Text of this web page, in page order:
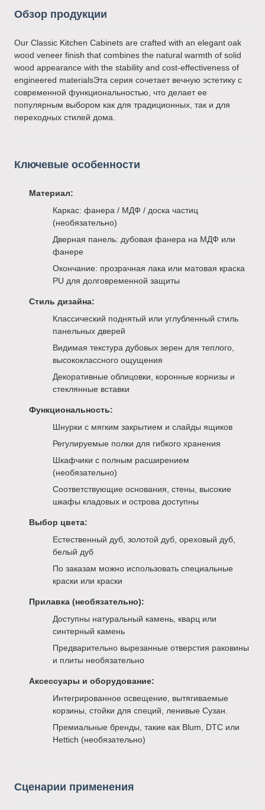
Обзор продукции
Our Classic Kitchen Cabinets are crafted with an elegant oak
wood veneer finish that combines the natural warmth of solid
wood appearance with the stability and cost-effectiveness of
engineered materialsЭта серия сочетает вечную эстетику с
современной функциональностью, что делает ее
популярным выбором как для традиционных, так и для
переходных стилей дома.
Ключевые особенности
Материал:
Каркас: фанера / МДФ / доска частиц
(необязательно)
Дверная панель: дубовая фанера на МДФ или
фанере
Окончание: прозрачная лака или матовая краска
PU для долговременной защиты
Стиль дизайна:
Классический поднятый или углубленный стиль
панельных дверей
Видимая текстура дубовых зерен для теплого,
высококлассного ощущения
Декоративные облицовки, коронные корнизы и
стеклянные вставки
Функциональность:
Шнурки с мягким закрытием и слайды ящиков
Регулируемые полки для гибкого хранения
Шкафчики с полным расширением
(необязательно)
Соответствующие основания, стены, высокие
шкафы кладовых и острова доступны
Выбор цвета:
Естественный дуб, золотой дуб, ореховый дуб,
белый дуб
По заказам можно использовать специальные
краски или краски
Прилавка (необязательно):
Доступны натуральный камень, кварц или
синтерный камень
Предварительно вырезанные отверстия раковины
и плиты необязательно
Аксессуары и оборудование:
Интегрированное освещение, вытягиваемые
корзины, стойки для специй, ленивые Сузан.
Премиальные бренды, такие как Blum, DTC или
Hettich (необязательно)
Сценарии применения